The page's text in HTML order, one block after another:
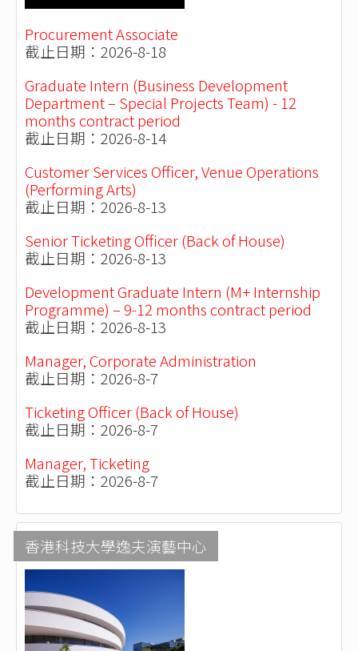
Procurement Associate
截止日期：2026-8-18
Graduate Intern (Business Development
Department – Special Projects Team) - 12
months contract period
截止日期：2026-8-14
Customer Services Officer, Venue Operations
(Performing Arts)
截止日期：2026-8-13
Senior Ticketing Officer (Back of House)
截止日期：2026-8-13
Development Graduate Intern (M+ Internship
Programme) – 9-12 months contract period
截止日期：2026-8-13
Manager, Corporate Administration
截止日期：2026-8-7
Ticketing Officer (Back of House)
截止日期：2026-8-7
Manager, Ticketing
截止日期：2026-8-7
香港科技大學逸夫演藝中心